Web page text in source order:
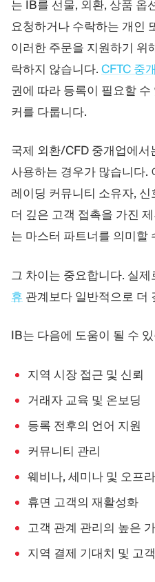
는 IB를 선물, 외환, 상품 옵
요청하거나 수락하는 개인
이러한 주문을 지원하기 위
락하지 않습니다. CFTC 중
권에 따라 등록이 필요할
커를 다룹니다.
국제 외환/CFD 중개업에서
사용하는 경우가 많습니다.
레이딩 커뮤니티 소유자,
더 깊은 고객 접촉을 가진
는 마스터 파트너를 의미할
그 차이는 중요합니다. 실
휴 관계보다 일반적으로 더
IB는 다음에 도움이 될 수
지역 시장 접근 및 신뢰
거래자 교육 및 온보딩
등록 전후의 언어 지원
커뮤니티 관리
웨비나, 세미나 및 오프
휴면 고객의 재활성화
고객 관계 관리의 높은
지역 결제 기대치 및 고